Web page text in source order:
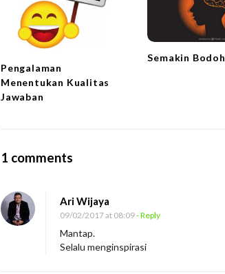
Pengalaman
Menentukan Kualitas
Jawaban
Semakin Bodoh
1 comments
P
a
h
a
m
Ari Wijaya
09/02/2017 at 08:09- Reply
Mantap.
Selalu menginspirasi